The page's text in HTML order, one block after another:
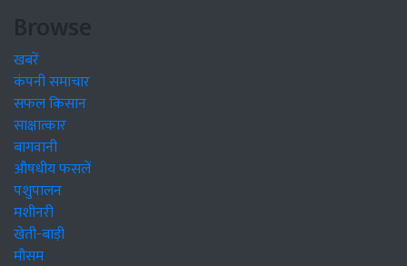
Browse
खबरें
कंपनी समाचार
सफल किसान
साक्षात्कार
बागवानी
औषधीय फसलें
पशुपालन
मशीनरी
खेती-बाड़ी
मौसम